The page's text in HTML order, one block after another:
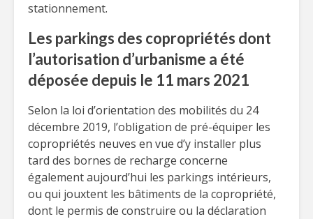
stationnement.
Les parkings des copropriétés dont
l’autorisation d’urbanisme a été
déposée depuis le 11 mars 2021
Selon la loi d’orientation des mobilités du 24
décembre 2019, l’obligation de pré-équiper les
copropriétés neuves en vue d’y installer plus
tard des bornes de recharge concerne
également aujourd’hui les parkings intérieurs,
ou qui jouxtent les bâtiments de la copropriété,
dont le permis de construire ou la déclaration